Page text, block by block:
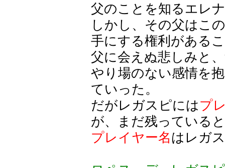
父のことを知るエレ
しかし、その父はこ
手にする権利がある
父に会えぬ悲しみと
やり場のない感情を
ていった。
だがレガスピにはプ
が、まだ残っている
プレイヤー名はレガ